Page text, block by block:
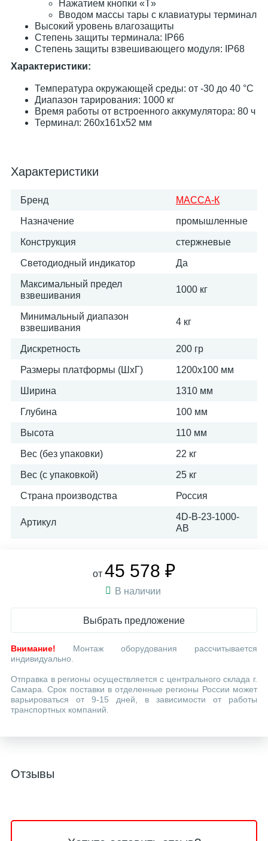
Нажатием кнопки «T»
Вводом массы тары с клавиатуры терминал
Высокий уровень влагозащиты
Степень защиты терминала: IP66
Степень защиты взвешивающего модуля: IP68
Характеристики:
Температура окружающей среды: от -30 до 40 °С
Диапазон тарирования: 1000 кг
Время работы от встроенного аккумулятора: 80 ч
Терминал: 260х161х52 мм
Характеристики
Бренд МАССА-К
Назначение промышленные
Конструкция стержневые
Светодиодный индикатор Да
Максимальный предел
взвешивания
1000 кг
Минимальный диапазон
взвешивания
4 кг
Дискретность 200 гр
Размеры платформы (ШxГ) 1200х100 мм
Ширина 1310 мм
Глубина 100 мм
Высота 110 мм
Вес (без упаковки) 22 кг
Вес (с упаковкой) 25 кг
Страна производства Россия
Артикул
4D-B-23-1000-
AB
от 45 578 ₽
В наличии
Выбрать предложение
Внимание! Монтаж оборудования рассчитывается
индивидуально.
Отправка в регионы осуществляется с центрального склада г.
Самара. Срок поставки в отделенные регионы России может
варьироваться от 9-15 дней, в зависимости от работы
транспортных компаний.
Отзывы